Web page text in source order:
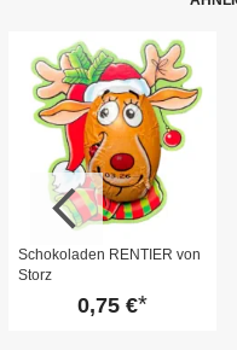
Schokoladen RENTIER von
Storz
0,75 €